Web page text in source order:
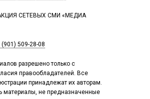
СЕТЕВЫХ СМИ «МЕДИА
(901) 509-28-08
разрешено только с
правообладателей. Все
принадлежат их авторам.
материалы, не предназначенные